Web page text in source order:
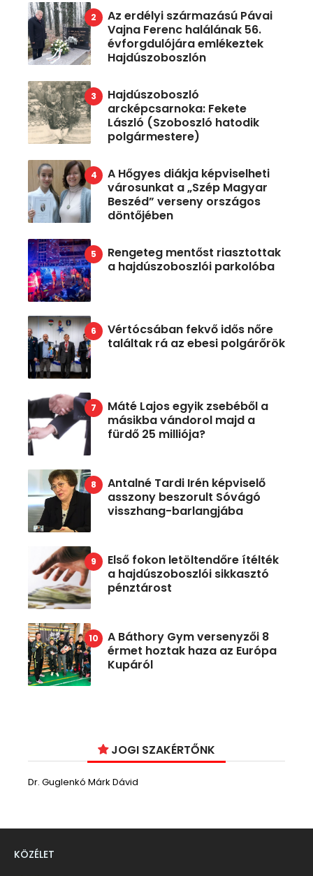
Az erdélyi származású Pávai
Vajna Ferenc halálának 56.
évforgdulójára emlékeztek
Hajdúszoboszlón
Hajdúszoboszló
arcképcsarnoka: Fekete
László (Szoboszló hatodik
polgármestere)
A Hőgyes diákja képviselheti
városunkat a „Szép Magyar
Beszéd” verseny országos
döntőjében
Rengeteg mentőst riasztottak
a hajdúszoboszlói parkolóba
Vértócsában fekvő idős nőre
találtak rá az ebesi polgárőrök
Máté Lajos egyik zsebéből a
másikba vándorol majd a
fürdő 25 milliója?
Antalné Tardi Irén képviselő
asszony beszorult Sóvágó
visszhang-barlangjába
Első fokon letöltendőre ítélték
a hajdúszoboszlói sikkasztó
pénztárost
A Báthory Gym versenyzői 8
érmet hoztak haza az Európa
Kupáról
JOGI SZAKÉRTŐNK
Dr. Guglenkó Márk Dávid
KÖZÉLET